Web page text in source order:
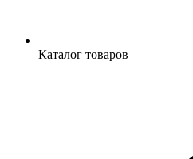
Каталог товаров